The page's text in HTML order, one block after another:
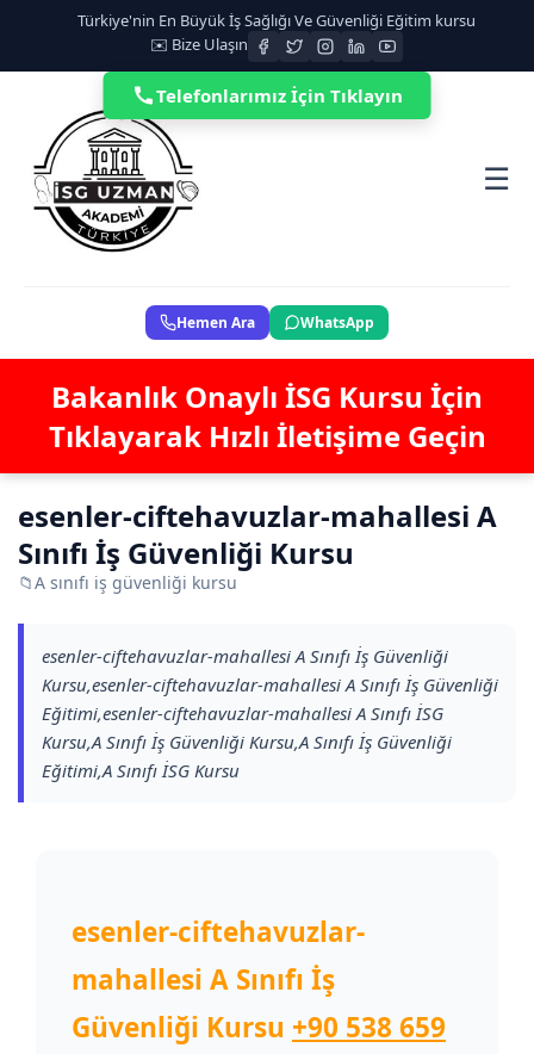
Türkiye'nin En Büyük İş Sağlığı Ve Güvenliği Eğitim kursu
✉️ Bize Ulaşın
☰
Hemen Ara WhatsApp
Bakanlık Onaylı İSG Kursu İçin
Tıklayarak Hızlı İletişime Geçin
esenler-ciftehavuzlar-mahallesi A
Sınıfı İş Güvenliği Kursu
📁A sınıfı iş güvenliği kursu
esenler-ciftehavuzlar-mahallesi A Sınıfı İş Güvenliği
Kursu,esenler-ciftehavuzlar-mahallesi A Sınıfı İş Güvenliği
Eğitimi,esenler-ciftehavuzlar-mahallesi A Sınıfı İSG
Kursu,A Sınıfı İş Güvenliği Kursu,A Sınıfı İş Güvenliği
Eğitimi,A Sınıfı İSG Kursu
esenler-ciftehavuzlar-
mahallesi A Sınıfı İş
Güvenliği Kursu +90 538 659
Telefonlarımız İçin Tıklayın